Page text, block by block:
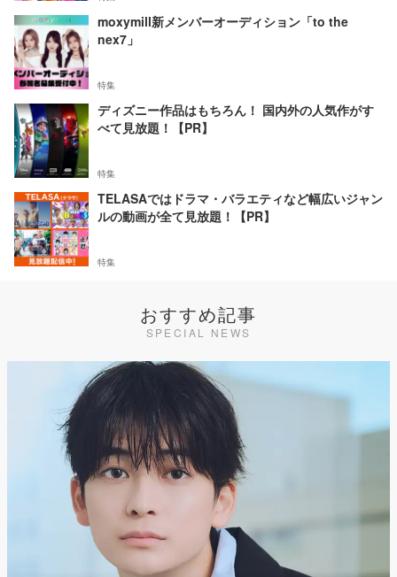
moxymill新メンバーオーディション「to the
nex7」
特集
ディズニー作品はもちろん！ 国内外の人気作がす
べて見放題！【PR】
特集
TELASAではドラマ・バラエティなど幅広いジャン
ルの動画が全て見放題！【PR】
特集
おすすめ記事
SPECIAL NEWS